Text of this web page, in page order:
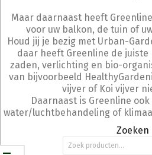
Maar daarnaast heeft
voor uw balkon, de tuin of
Houd jij je bezig met Urban-
daar heeft Greenline de juiste
zaden, verlichting en bio-
van bijvoorbeeld
vijver of Koi vijver
Daarnaast is Greenline
water/luchtbehandeling of
Zoeken
Zoeken
naar: